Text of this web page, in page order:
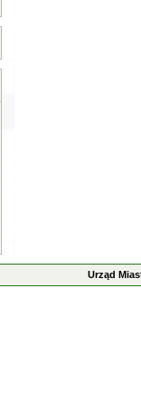
Urząd